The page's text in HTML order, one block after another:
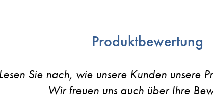
Produktbewertung